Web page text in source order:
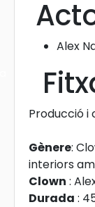
Alex
Producció i
Gènere:
interiors
Clown :
Durada :